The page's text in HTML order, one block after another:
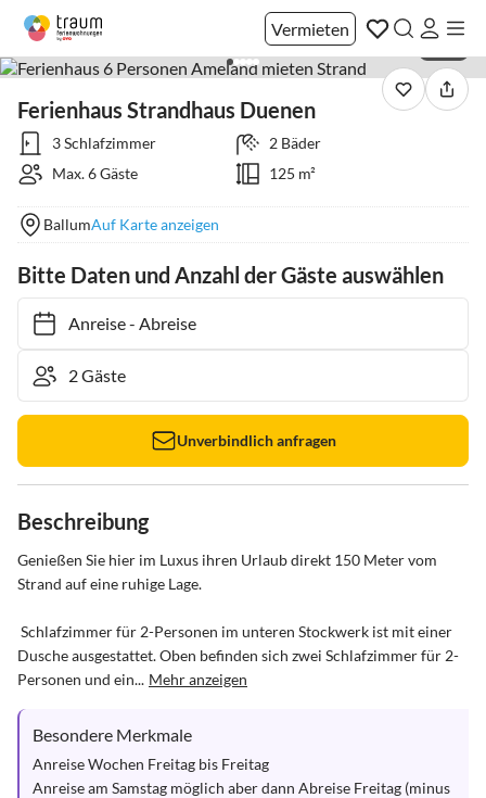
Vermieten
Ferienhaus Strandhaus Duenen
3 Schlafzimmer
2 Bäder
Max. 6 Gäste
125 m²
BallumAuf Karte anzeigen
Bitte Daten und Anzahl der Gäste auswählen
Anreise- Abreise
Unverbindlich anfragen
Beschreibung
Genießen Sie hier im Luxus ihren Urlaub direkt 150 Meter vom
Strand auf eine ruhige Lage.
Dusche ausgestattet. Oben befinden sich zwei Schlafzimmer für 2-
Personen und ein... Mehr anzeigen
Besondere Merkmale
Anreise Wochen Freitag bis Freitag
Anreise am Samstag möglich aber dann Abreise Freitag (minus